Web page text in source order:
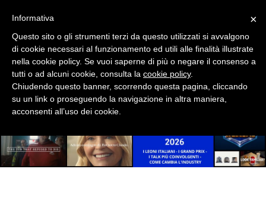
CINEMA
DIGITALE
EDITORIA
RADIO / AUDIO
×
Informativa
Questo sito o gli strumenti terzi da questo utilizzati si avvalgono
di cookie necessari al funzionamento ed utili alle finalità illustrate
nella cookie policy. Se vuoi saperne di più o negare il consenso a
tutti o ad alcuni cookie, consulta la cookie policy.
Chiudendo questo banner, scorrendo questa pagina, cliccando
su un link o proseguendo la navigazione in altra maniera,
acconsenti all’uso dei cookie.